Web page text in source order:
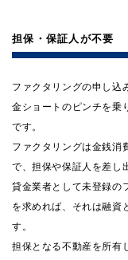
担保・保証人が不要
ファクタリングの申し込
金ショートのピンチを乗
です。
ファクタリングは金銭消
で、担保や保証人を差し
貸金業者として未登録の
を求めれば、それは融資
す。
担保となる不動産を所有